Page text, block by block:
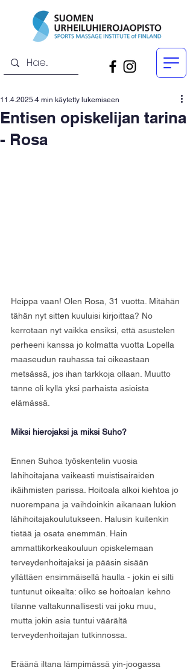
Entisen opiskelijan tarina
- Rosa
11.4.2025 4 min käytetty lukemiseen
Heippa vaan! Olen Rosa, 31 vuotta. Mitähän
tähän nyt sitten kuuluisi kirjoittaa? No
kerrotaan nyt vaikka ensiksi, että asustelen
perheeni kanssa jo kolmatta vuotta Lopella
maaseudun rauhassa tai oikeastaan
metsässä, jos ihan tarkkoja ollaan. Muutto
tänne oli kyllä yksi parhaista asioista
elämässä.
Miksi hierojaksi ja miksi Suho?
Ennen Suhoa työskentelin vuosia
lähihoitajana vaikeasti muistisairaiden
ikäihmisten parissa. Hoitoala alkoi kiehtoa jo
nuorempana ja vaihdoinkin aikanaan lukion
lähihoitajakoulutukseen. Halusin kuitenkin
tietää ja osata enemmän. Hain
ammattikorkeakouluun opiskelemaan
terveydenhoitajaksi ja pääsin sisään
yllättäen ensimmäisellä haulla - jokin ei silti
tuntunut oikealta: oliko se hoitoalan kehno
tilanne valtakunnallisesti vai joku muu,
mutta jokin asia tuntui väärältä
terveydenhoitajan tutkinnossa.
Eräänä iltana lämpimässä yin-joogassa